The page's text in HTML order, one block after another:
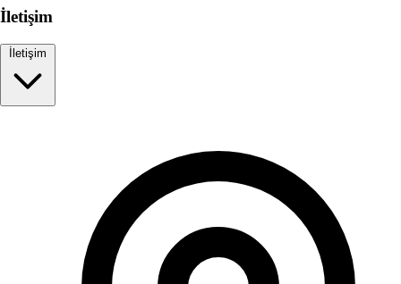
İletişim
İletişim